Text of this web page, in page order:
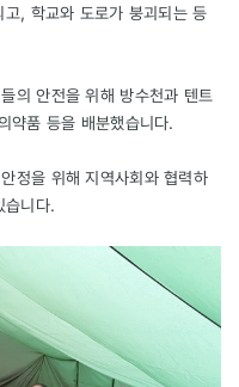
, 학교와 도로가 붕괴되는 등
의 안전을 위해 방수천과 텐트
약품 등을 배분했습니다.
정을 위해 지역사회와 협력하
습니다.